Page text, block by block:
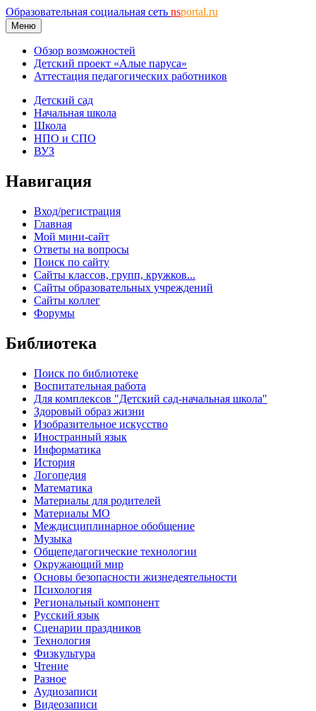
Образовательная социальная сеть nsportal.ru
Меню
Обзор возможностей
Детский проект «Алые паруса»
Аттестация педагогических работников
Детский сад
Начальная школа
Школа
НПО и СПО
ВУЗ
Навигация
Вход/регистрация
Главная
Мой мини-сайт
Ответы на вопросы
Поиск по сайту
Сайты классов, групп, кружков...
Сайты образовательных учреждений
Сайты коллег
Форумы
Библиотека
Поиск по библиотеке
Воспитательная работа
Для комплексов "Детский сад-начальная школа"
Здоровый образ жизни
Изобразительное искусство
Иностранный язык
Информатика
История
Логопедия
Математика
Материалы для родителей
Материалы МО
Междисциплинарное обобщение
Музыка
Общепедагогические технологии
Окружающий мир
Основы безопасности жизнедеятельности
Психология
Региональный компонент
Русский язык
Сценарии праздников
Технология
Физкультура
Чтение
Разное
Аудиозаписи
Видеозаписи